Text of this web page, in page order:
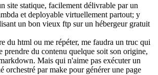
site statique, facilement délivrable par un
et deployable virtuellement partout; y
un bon vieux ftp sur un hébergeur gratuit
du html ou me répéter, me faudra un truc qui
prendre du contenu quelque soit son origine,
Mais qui n'aime pas exécuter un
orchestré par make pour générer une page